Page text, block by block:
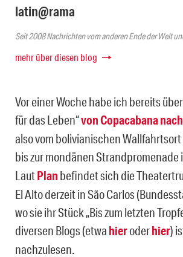
latin@rama
Seit 2008 Nachrichten vom anderen Ende der Welt
mehr über diesen blog
Vor einer Woche habe ich bereits
für das Leben“von Copacabana
also vom bolivianischen
bis zur mondänen Strandpromenade
LautPlan befindet sich die
El Alto derzeit in São Carlos
wo sie ihr Stück „Bis zum letzten
diversen Blogs (etwa hieroderhier)
nachzulesen.